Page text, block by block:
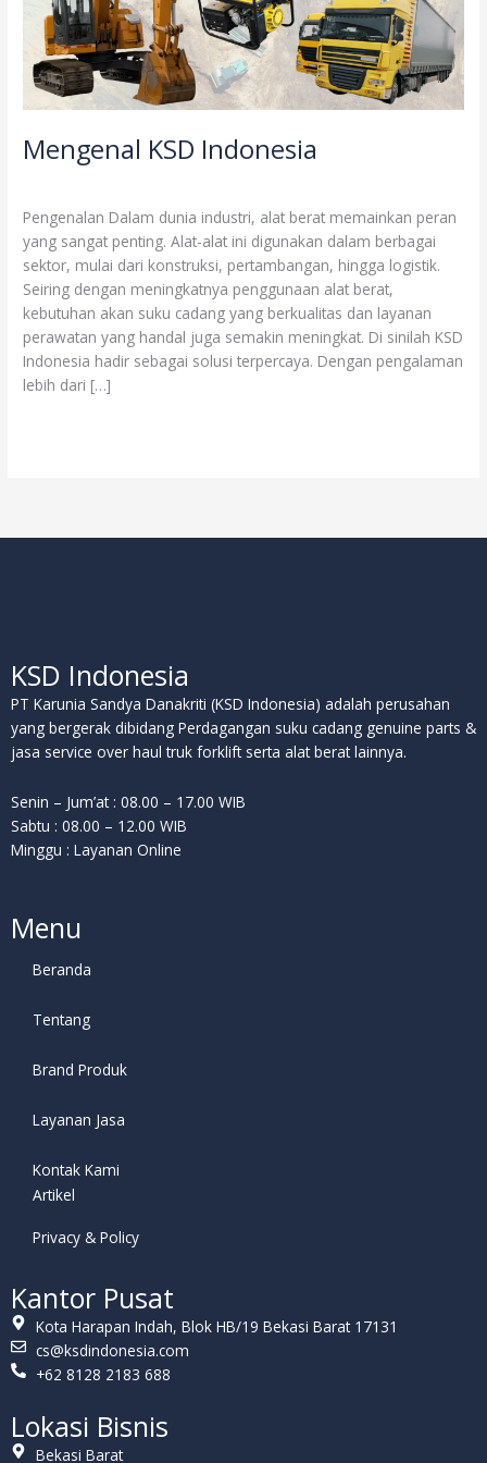
Mengenal KSD Indonesia
Pengenalan Dalam dunia industri, alat berat memainkan peran
yang sangat penting. Alat-alat ini digunakan dalam berbagai
sektor, mulai dari konstruksi, pertambangan, hingga logistik.
Seiring dengan meningkatnya penggunaan alat berat,
kebutuhan akan suku cadang yang berkualitas dan layanan
perawatan yang handal juga semakin meningkat. Di sinilah KSD
Indonesia hadir sebagai solusi terpercaya. Dengan pengalaman
lebih dari […]
KSD Indonesia
PT Karunia Sandya Danakriti (KSD Indonesia) adalah perusahan
yang bergerak dibidang Perdagangan suku cadang genuine parts &
jasa service over haul truk forklift serta alat berat lainnya.
Senin – Jum’at : 08.00 – 17.00 WIB
Sabtu : 08.00 – 12.00 WIB
Minggu : Layanan Online
Menu
Beranda
Tentang
Brand Produk
Layanan Jasa
Kontak Kami
Artikel
Privacy & Policy
Kantor Pusat
Kota Harapan Indah, Blok HB/19 Bekasi Barat 17131
cs@ksdindonesia.com
+62 8128 2183 688
Lokasi Bisnis
Bekasi Barat